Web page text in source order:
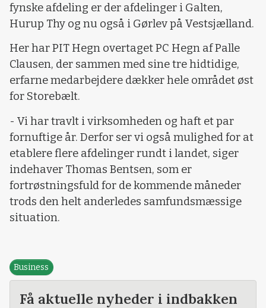
fynske afdeling er der afdelinger i Galten,
Hurup Thy og nu også i Gørlev på Vestsjælland.
Her har PIT Hegn overtaget PC Hegn af Palle
Clausen, der sammen med sine tre hidtidige,
erfarne medarbejdere dækker hele området øst
for Storebælt.
- Vi har travlt i virksomheden og haft et par
fornuftige år. Derfor ser vi også mulighed for at
etablere flere afdelinger rundt i landet, siger
indehaver Thomas Bentsen, som er
fortrøstningsfuld for de kommende måneder
trods den helt anderledes samfundsmæssige
situation.
Business
Få aktuelle nyheder i indbakken